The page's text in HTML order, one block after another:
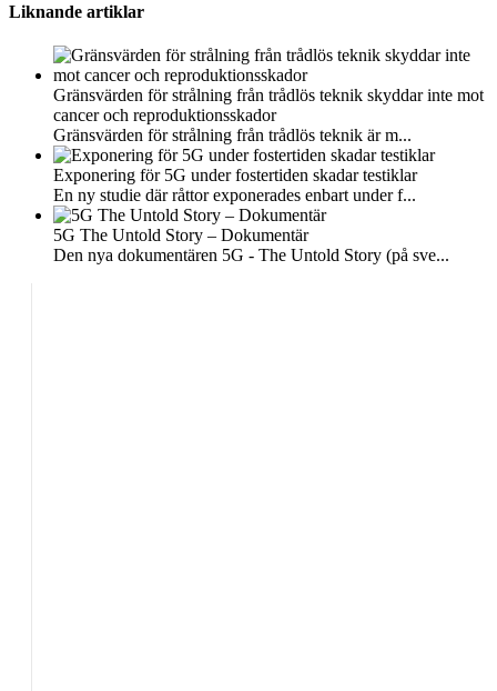
Liknande artiklar
Gränsvärden för strålning från trådlös teknik skyddar inte mot
cancer och reproduktionsskador
Gränsvärden för strålning från trådlös teknik är m...
Exponering för 5G under fostertiden skadar testiklar
En ny studie där råttor exponerades enbart under f...
5G The Untold Story – Dokumentär
Den nya dokumentären 5G - The Untold Story (på sve...